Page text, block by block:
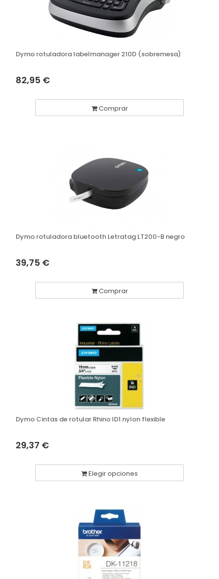
Dymo rotuladora labelmanager 210D (sobremesa)
82,95 €
Comprar
Dymo rotuladora bluetooth Letratag LT200-B negro
39,75 €
Comprar
Dymo Cintas de rotular Rhino ID1 nylon flexible
29,37 €
Elegir opciones